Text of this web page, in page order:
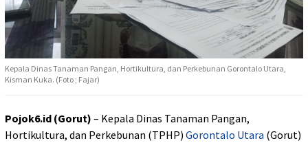
Kepala Dinas Tanaman Pangan, Hortikultura, dan Perkebunan Gorontalo Utara,
Kisman Kuka. (Foto ; Fajar)
Pojok6.id (Gorut) – Kepala Dinas Tanaman Pangan,
Hortikultura, dan Perkebunan (TPHP) Gorontalo Utara (Gorut)